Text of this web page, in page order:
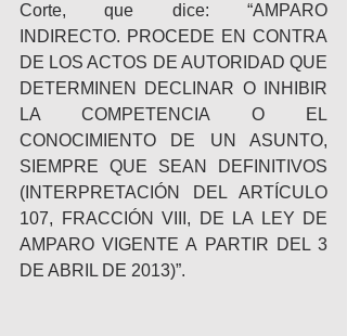
Corte, que dice: “AMPARO
INDIRECTO. PROCEDE EN CONTRA
DE LOS ACTOS DE AUTORIDAD QUE
DETERMINEN DECLINAR O INHIBIR
LA COMPETENCIA O EL
CONOCIMIENTO DE UN ASUNTO,
SIEMPRE QUE SEAN DEFINITIVOS
(INTERPRETACIÓN DEL ARTÍCULO
107, FRACCIÓN VIII, DE LA LEY DE
AMPARO VIGENTE A PARTIR DEL 3
DE ABRIL DE 2013)”.